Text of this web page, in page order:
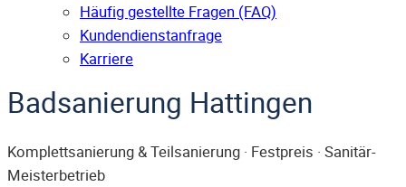
Häufig gestellte Fragen (FAQ)
Kunden­dienst­anfrage
Karriere
Badsanierung Hattingen
Komplettsanierung & Teilsanierung · Festpreis · Sanitär-
Meisterbetrieb